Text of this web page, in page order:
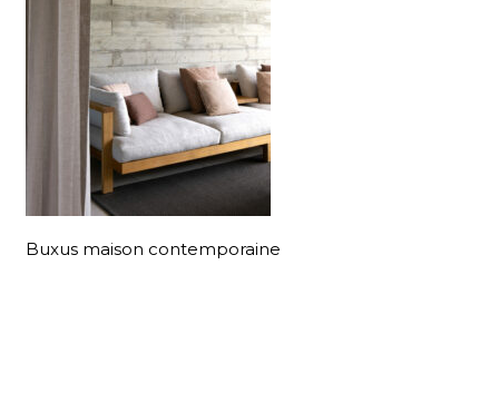
Buxus maison contemporaine